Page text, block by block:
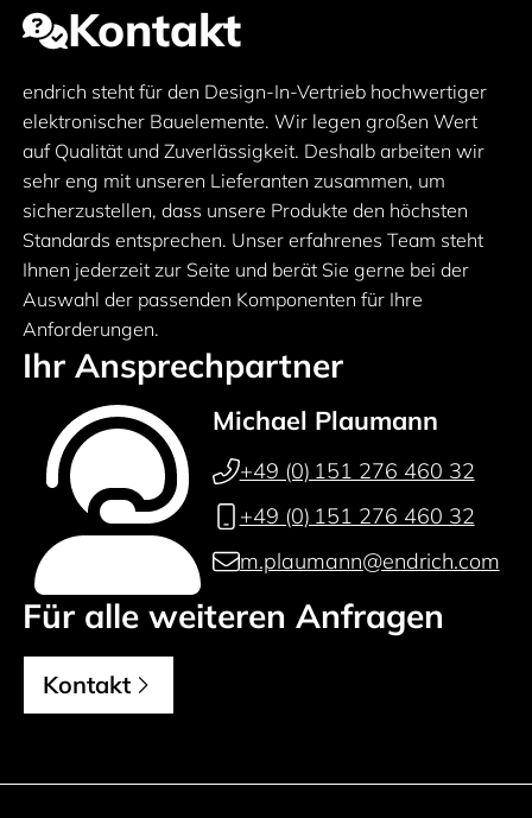
Kontakt
endrich steht für den Design-In-Vertrieb hochwertiger
elektronischer Bauelemente. Wir legen großen Wert
auf Qualität und Zuverlässigkeit. Deshalb arbeiten wir
sehr eng mit unseren Lieferanten zusammen, um
sicherzustellen, dass unsere Produkte den höchsten
Standards entsprechen. Unser erfahrenes Team steht
Ihnen jederzeit zur Seite und berät Sie gerne bei der
Auswahl der passenden Komponenten für Ihre
Anforderungen.
Ihr Ansprechpartner
Michael Plaumann
+49 (0) 151 276 460 32
+49 (0) 151 276 460 32
m.plaumann@endrich.com
Für alle weiteren Anfragen
Kontakt